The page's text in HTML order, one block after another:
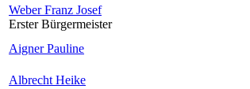
Weber Franz Josef
Erster Bürgermeister
Aigner Pauline
Albrecht Heike